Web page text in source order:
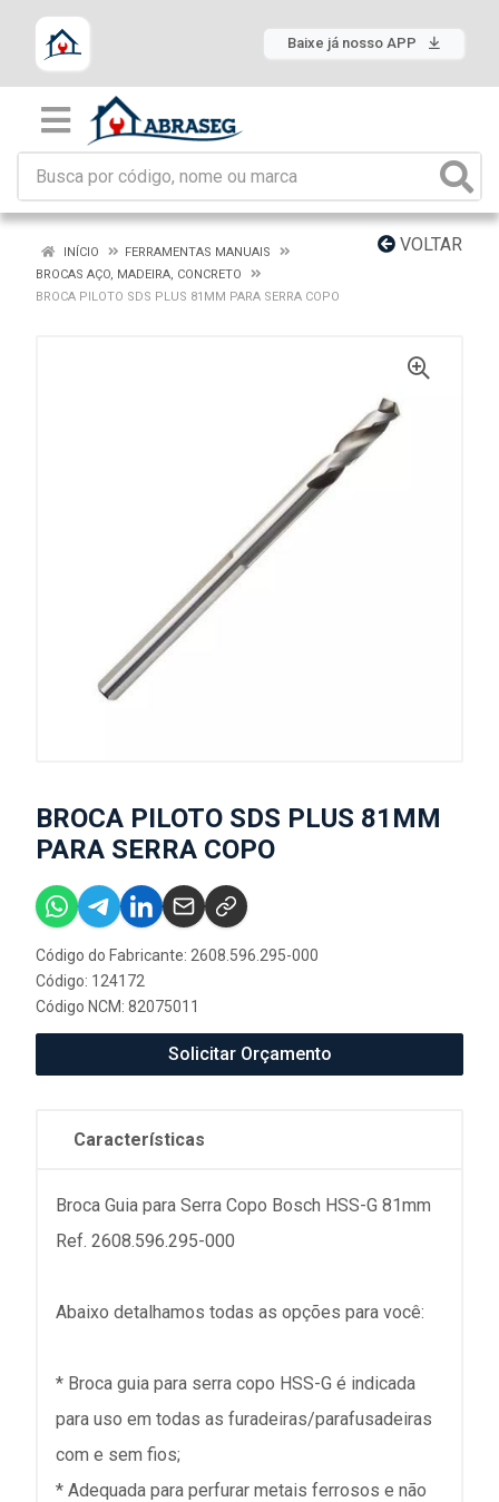
Baixe já nosso APP
VOLTAR
INÍCIO
FERRAMENTAS MANUAIS
BROCAS AÇO, MADEIRA, CONCRETO
BROCA PILOTO SDS PLUS 81MM PARA SERRA COPO
BROCA PILOTO SDS PLUS 81MM
PARA SERRA COPO
Código do Fabricante: 2608.596.295-000
Código: 124172
Código NCM: 82075011
Solicitar Orçamento
Características
Broca Guia para Serra Copo Bosch HSS-G 81mm
Ref. 2608.596.295-000
Abaixo detalhamos todas as opções para você:
* Broca guia para serra copo HSS-G é indicada
para uso em todas as furadeiras/parafusadeiras
com e sem fios;
* Adequada para perfurar metais ferrosos e não